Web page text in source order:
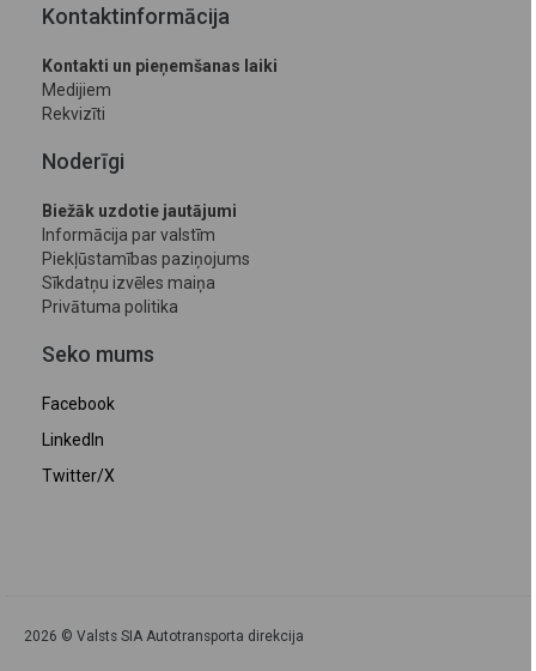
Kontaktinformācija
Kontakti un pieņemšanas laiki
Medijiem
Rekvizīti
Noderīgi
Biežāk uzdotie jautājumi
Informācija par valstīm
Piekļūstamības paziņojums
Sīkdatņu izvēles maiņa
Privātuma politika
Seko mums
Facebook
LinkedIn
Twitter/X
2026 © Valsts SIA Autotransporta direkcija